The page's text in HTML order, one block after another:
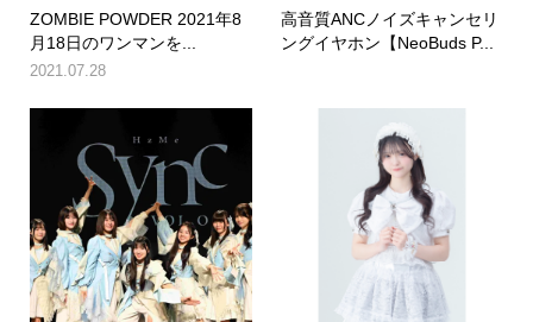
ZOMBIE POWDER 2021年8
月18日のワンマンを...
2021.07.28
高音質ANCノイズキャンセリ
ングイヤホン【NeoBuds P...